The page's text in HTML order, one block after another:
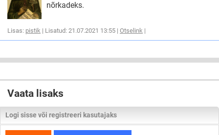
nõrkadeks.
Lisas: pistik | Lisatud: 21.07.2021 13:55 | Otselink |
Vaata lisaks
Logi sisse või registreeri kasutajaks